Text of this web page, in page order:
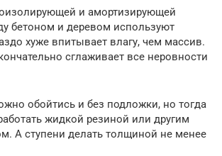
и амортизирующей
бетоном и деревом используют
хуже впитывает влагу, чем массив.
сглаживает все неровности
обойтись и без подложки, но тогда
жидкой резиной или другим
А ступени делать толщиной не менее